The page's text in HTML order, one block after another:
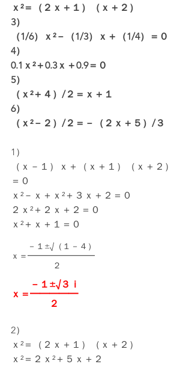
ｘ²＝（２ｘ＋１）（ｘ＋２）
3）
（1/6）ｘ²－（1/3）ｘ＋（1/4）＝０
4）
0.1ｘ²＋0.3ｘ＋0.9＝０
5）
（ｘ²＋４）/２＝ｘ＋１
6）
（ｘ²－２）/２＝－（２ｘ＋５）/３
1）
（ｘ－１）ｘ＋（ｘ＋１）（ｘ＋２）
＝０
ｘ²－ｘ＋ｘ²＋３ｘ＋２＝０
２ｘ²＋２ｘ＋２＝０
ｘ²＋ｘ＋１＝０
－１±√（１－４）
ｘ＝━━━━━━━━
２
－１±√３ｉ
ｘ＝━━━━━
２
2）
ｘ²＝（２ｘ＋１）（ｘ＋２）
ｘ²＝２ｘ²＋５ｘ＋２